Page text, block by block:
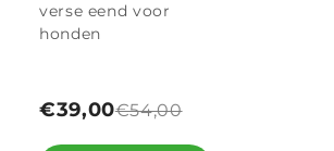
verse eend voor
honden
€39,00€54,00